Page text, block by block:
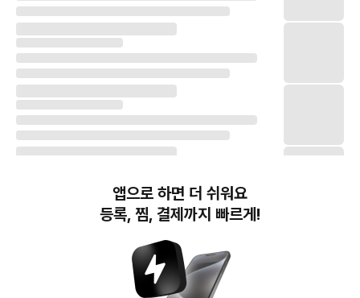
번개장터(주) 사업자정보, 이용약관 및 기타 법적고지
앱으로 하면 더 쉬워요
등록, 찜, 결제까지 빠르게!